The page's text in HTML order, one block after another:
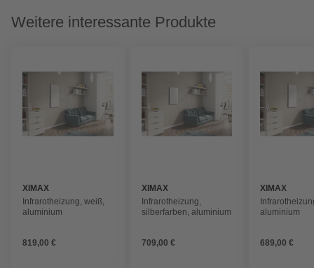
Weitere interessante Produkte
XIMAX
Infrarotheizung, weiß,
aluminium
819,00 €
XIMAX
Infrarotheizung,
silberfarben, aluminium
709,00 €
XIMAX
aluminium
689,00 €